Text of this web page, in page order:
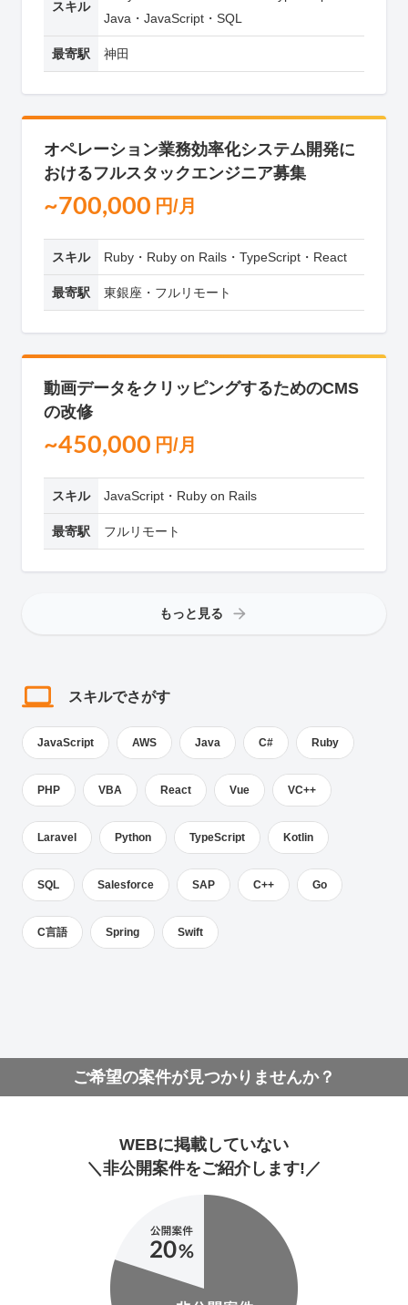
スキル
Java・JavaScript・SQL
最寄駅 神田
オペレーション業務効率化システム開発に
おけるフルスタックエンジニア募集
~700,000 円/月
スキル Ruby・Ruby on Rails・TypeScript・React
最寄駅 東銀座・フルリモート
動画データをクリッピングするためのCMS
の改修
~450,000 円/月
スキル JavaScript・Ruby on Rails
最寄駅 フルリモート
もっと見る
スキルでさがす
JavaScript AWS Java C# Ruby
PHP VBA React Vue VC++
Laravel Python TypeScript Kotlin
SQL Salesforce SAP C++ Go
C言語 Spring Swift
ご希望の案件が見つかりませんか？
WEBに掲載していない
＼非公開案件をご紹介します!／